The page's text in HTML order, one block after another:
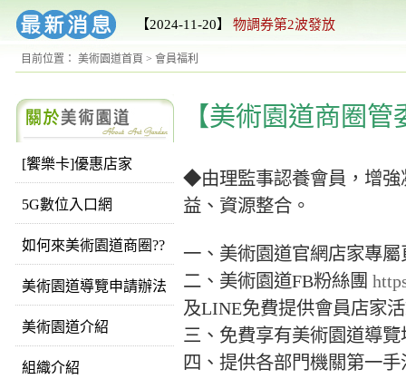
【2024-11-20】 物調券第2波發放
目前位置： 美術園道首頁 > 會員福利
[饗樂卡]優惠店家
5G數位入口網
如何來美術園道商圈??
美術園道導覽申請辦法
美術園道介紹
組織介紹
【美術園道商圈
◆由理監事認養會員，增強
益、資源整合。
一、美術園道官網店家專
二、美術園道FB粉絲團
及LINE免費提供會員店家
三、免費享有美術園道導
四、提供各部門機關第一